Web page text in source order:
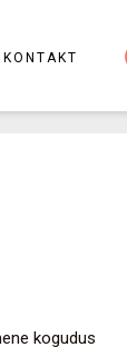
KONTAKT
kogudus